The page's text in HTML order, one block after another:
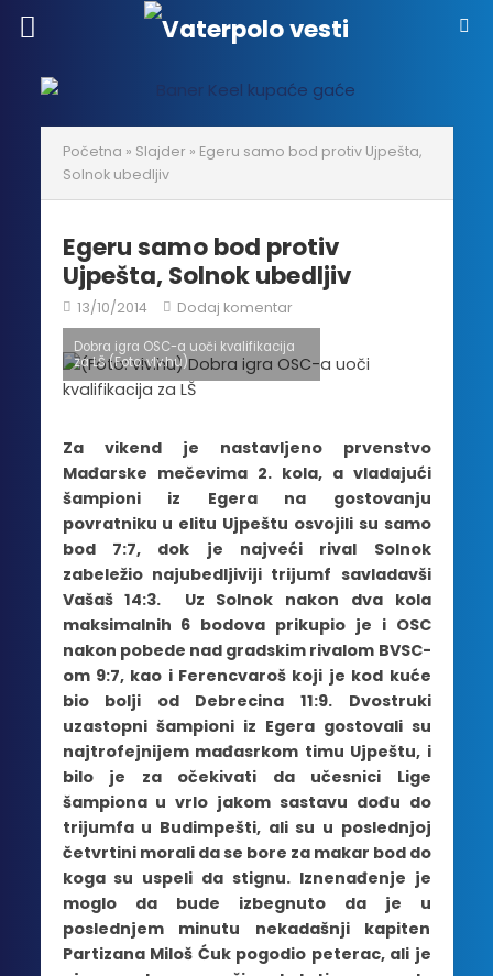
Početna » Slajder » Egeru samo bod protiv Ujpešta,
Solnok ubedljiv
Egeru samo bod protiv
Ujpešta, Solnok ubedljiv
13/10/2014 Dodaj komentar
Dobra igra OSC-a uoči kvalifikacija
za LŠ (Foto: vlv.hu)
Za vikend je nastavljeno prvenstvo
Mađarske mečevima 2. kola, a vladajući
šampioni iz Egera na gostovanju
povratniku u elitu Ujpeštu osvojili su samo
bod 7:7, dok je najveći rival Solnok
zabeležio najubedljiviji trijumf savladavši
Vašaš 14:3. Uz Solnok nakon dva kola
maksimalnih 6 bodova prikupio je i OSC
nakon pobede nad gradskim rivalom BVSC-
om 9:7, kao i Ferencvaroš koji je kod kuće
bio bolji od Debrecina 11:9. Dvostruki
uzastopni šampioni iz Egera gostovali su
najtrofejnijem mađasrkom timu Ujpeštu, i
bilo je za očekivati da učesnici Lige
šampiona u vrlo jakom sastavu dođu do
trijumfa u Budimpešti, ali su u poslednjoj
četvrtini morali da se bore za makar bod do
koga su uspeli da stignu. Iznenađenje je
moglo da bude izbegnuto da je u
poslednjem minutu nekadašnji kapiten
Partizana Miloš Ćuk pogodio peterac, ali je